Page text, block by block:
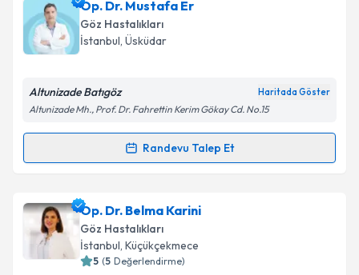
Op. Dr. Methiye Önder için randevu takvimi talebi
oluşturun. Size bu uzmandan randevu almanız için bir
takvim hazırlandığında e-posta ile bilgilendireceğiz.
Kişisel verilerimin işlenmesine ilişkin
Metni'ni okudum ve kişisel verilerimin belirtilen
Takvim Talebini Gönder
Op. Dr. Mustafa Er
Göz Hastalıkları
İstanbul, Üsküdar
Altunizade Batıgöz Haritada Göster
Altunizade Mh., Prof. Dr. Fahrettin Kerim Gökay Cd. No.15
Randevu Talep Et
Randevu Takvimi Talebi
Op. Dr. Mustafa Eriçin randevu takvimi talebi
oluşturun. Size bu uzmandan randevu almanız için bir
takvim hazırlandığında e-posta ile bilgilendireceğiz.
Op. Dr. Belma Karini
Göz Hastalıkları
İstanbul, Küçükçekmece
5 (5 Değerlendirme)